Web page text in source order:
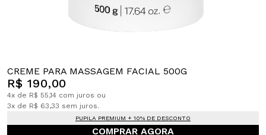
CREME PARA MASSAGEM FACIAL 500G
R$ 190,00
4x de R$ 55,14 com juros ou
3x de R$ 63,33 sem juros.
PUPILA PREMIUM + 10% DE DESCONTO
COMPRAR AGORA